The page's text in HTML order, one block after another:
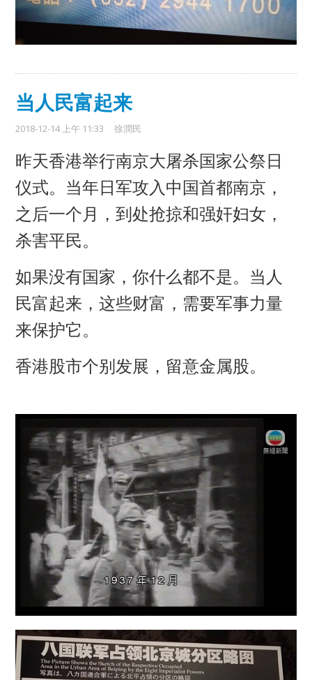
当人民富起来
2018-12-14 上午 11:33 徐潤民
昨天香港举行南京大屠杀国家公祭日
仪式。当年日军攻入中国首都南京，
之后一个月，到处抢掠和强奸妇女，
杀害平民。
如果没有国家，你什么都不是。当人
民富起来，这些财富，需要军事力量
来保护它。
香港股市个别发展，留意金属股。